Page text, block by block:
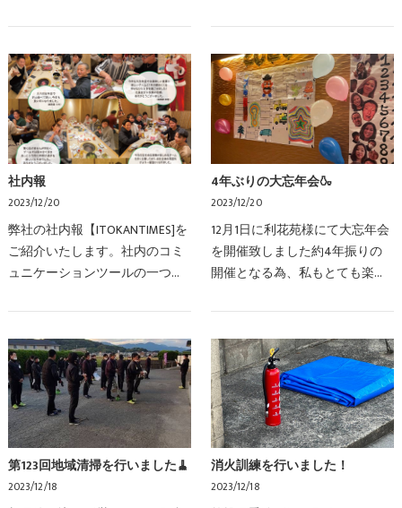
でとなっております。 令和５年
12月30日(土)から令和６年1月3日
(水)までは、休業…
ッチを頂き、お昼、会社に戻っ
てくると冷え切った体に染み渡
る社長特製愛情たっぷ…
社内報
2023/12/20
弊社の社内報【ITOKANTIMES]を
ご紹介いたします。社内のコミ
ュニケーションツールの一つと
いるだけではわからない会社の
状況などを知る1つのきっかけに
なればと、社内報が発…
4年ぶりの大忘年会🍶
2023/12/20
12月1日に利花苑様にて大忘年会
を開催致しました約4年振りの
開催となる為、私もとても楽し
に何カ月も前から、レクレーシ
ョンチームと社長は打ち合わせ
を何度も何度も重ねて…
第123回地域清掃を行いました🧹
2023/12/18
消火訓練を行いました！
2023/12/18